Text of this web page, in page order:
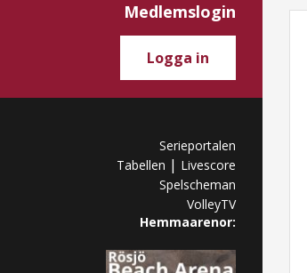
Medlemslogin
Logga in
Serieportalen
Tabellen | Livescore
Spelscheman
VolleyTV
Hemmaarenor: